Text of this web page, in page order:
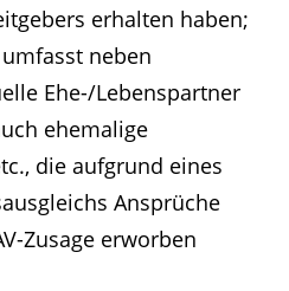
erhalten haben;
neben
Ehe-/Lebenspartner
ehemalige
die aufgrund eines
Ansprüche
Zusage erworben